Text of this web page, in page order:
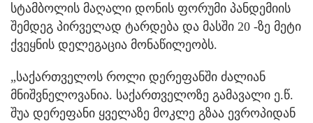
სტამბოლის მაღალი დონის ფორუმი პანდემიის
შემდეგ პირველად ტარდება და მასში 20 -ზე მეტი
ქვეყნის დელეგაცია მონაწილეობს.
„საქართველოს როლი დერეფანში ძალიან
მნიშვნელოვანია. საქართველოზე გამავალი ე.წ.
შუა დერეფანი ყველაზე მოკლე გზაა ევროპიდან